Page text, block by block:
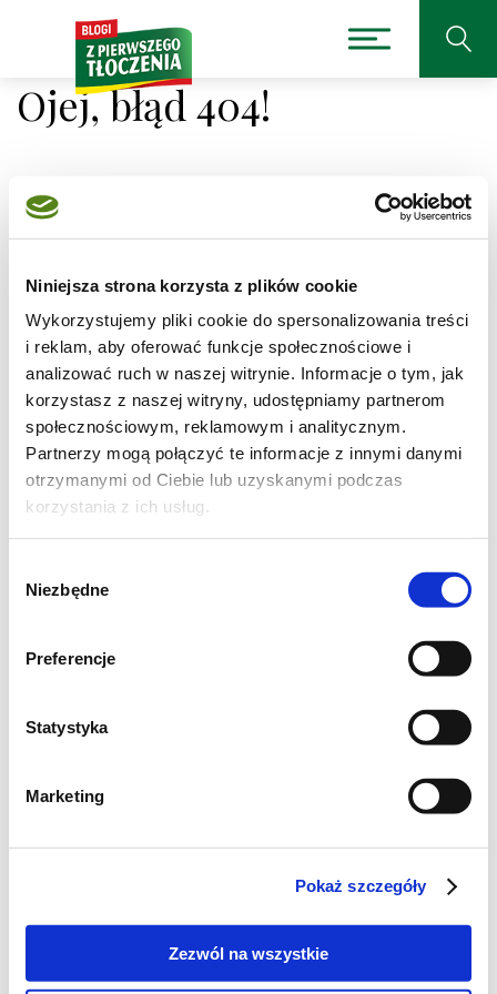
Niniejsza strona korzysta z plików cookie
Wykorzystujemy pliki cookie do spersonalizowania treści
i reklam, aby oferować funkcje społecznościowe i
analizować ruch w naszej witrynie. Informacje o tym, jak
korzystasz z naszej witryny, udostępniamy partnerom
społecznościowym, reklamowym i analitycznym.
Partnerzy mogą połączyć te informacje z innymi danymi
otrzymanymi od Ciebie lub uzyskanymi podczas
korzystania z ich usług.
zgody
Niezbędne
Preferencje
Statystyka
Marketing
Pokaż szczegóły
Zezwól na wszystkie
Ojej, błąd 404!
Niestety nie można było
odnaleźć strony, której
szukasz.
Adres, który próbujesz odwiedzić/przepis/dorsz-w-
sosie-pomidorowocebulowym
jest obecnie
niedostępny.
Sprawdź pisownię adresu lub skorzystaj z wyszukiwarki
Jak powstają oleje tłoczone na zimno Kujawski?